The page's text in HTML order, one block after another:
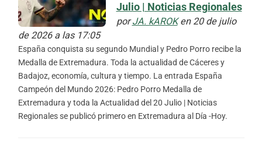
Julio | Noticias Regionales
porJA. kAROKen 20 de julio
de 2026 a las 17:05
España conquista su segundo Mundial y Pedro Porro recibe la
Medalla de Extremadura. Toda la actualidad de Cáceres y
Badajoz, economía, cultura y tiempo. La entrada España
Campeón del Mundo 2026: Pedro Porro Medalla de
Extremadura y toda la Actualidad del 20 Julio | Noticias
Regionales se publicó primero en Extremadura al Día -Hoy.